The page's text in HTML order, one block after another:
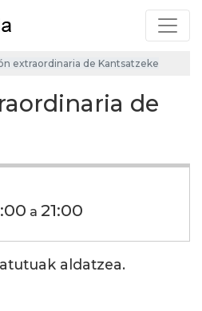
extraordinaria de Kantsatzeke
de
a 21:00
aldatzea.